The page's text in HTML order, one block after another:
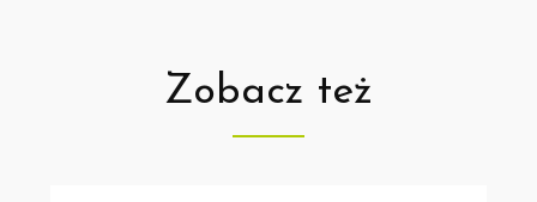
Zobacz też